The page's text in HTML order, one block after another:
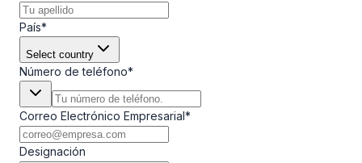
País*
Select country
Número de teléfono*
Correo Electrónico Empresarial*
Designación